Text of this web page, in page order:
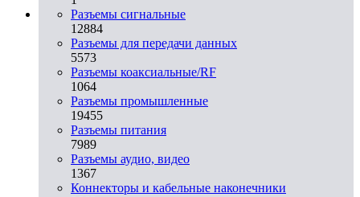
Разъeмы сигнальные
12884
Разъeмы для передачи данных
5573
Разъeмы коаксиальные/RF
1064
Разъeмы промышленные
19455
Разъeмы питания
7989
Разъeмы аудио, видео
1367
Коннекторы и кабельные наконечники